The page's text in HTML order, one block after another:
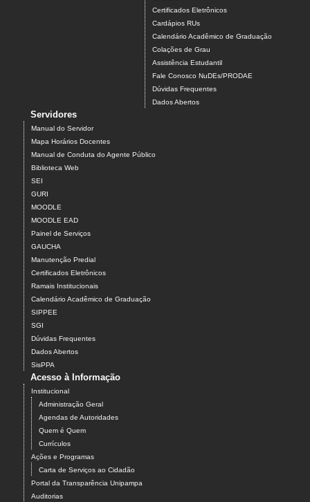
Certificados Eletrônicos
Cardápios RUs
Calendário Acadêmico de Graduação
Colações de Grau
Assistência Estudantil
Fale Conosco NuDEs/PRODAE
Dúvidas Frequentes
Dados Abertos
Servidores
Manual do Servidor
Mapa Horários Docentes
Manual de Conduta do Agente Público
Biblioteca Web
SEI
GURI
MOODLE
MOODLE EAD
Painel de Serviços
GAUCHA
Manutenção Predial
Certificados Eletrônicos
Ramais Institucionais
Calendário Acadêmico de Graduação
SIPPEE
SGI
Dúvidas Frequentes
Dados Abertos
SisPPA
Acesso à Informação
Institucional
Administração Geral
Agendas de Autoridades
Quem é Quem
Currículos
Ações e Programas
Carta de Serviços ao Cidadão
Portal da Transparência Unipampa
Auditorias